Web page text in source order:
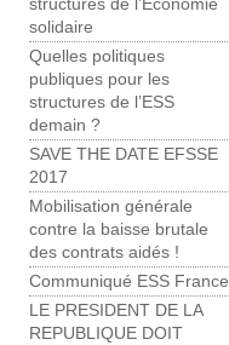
structures de l’Économie
solidaire
Quelles politiques
publiques pour les
structures de l’ESS
demain ?
SAVE THE DATE EFSSE
2017
Mobilisation générale
contre la baisse brutale
des contrats aidés !
Communiqué ESS France
LE PRESIDENT DE LA
REPUBLIQUE DOIT